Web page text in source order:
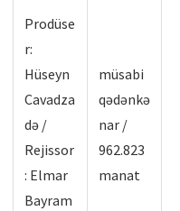
Prodüse
r:
Hüseyn
Cavadza
də /
Rejissor
: Elmar
Bayram
müsabi
qədənkə
nar /
962.823
manat